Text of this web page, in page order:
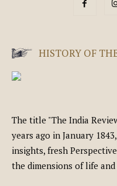
HISTORY OF
The title "The India
years ago in January
insights, fresh
the dimensions of life